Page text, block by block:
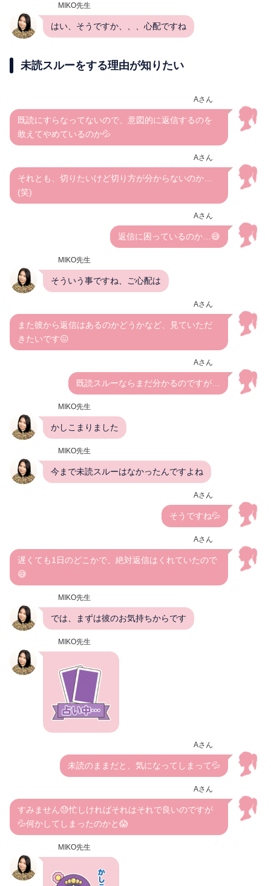
MIKO先生
はい、そうですか、、、心配ですね
未読スルーをする理由が知りたい
Aさん
既読にすらなってないので、意図的に返信するのを
敢えてやめているのか💦
Aさん
それとも、切りたいけど切り方が分からないのか…
(笑)
Aさん
返信に困っているのか…😅
MIKO先生
そういう事ですね、ご心配は
Aさん
また彼から返信はあるのかどうかなど、見ていただ
きたいです😖
Aさん
既読スルーならまだ分かるのですが…
MIKO先生
かしこまりました
MIKO先生
今まで未読スルーはなかったんですよね
Aさん
そうですね💦
Aさん
遅くても1日のどこかで、絶対返信はくれていたので
😅
MIKO先生
では、まずは彼のお気持ちからです
MIKO先生
Aさん
未読のままだと、気になってしまって💦
Aさん
すみません😓忙しければそれはそれで良いのですが
💦何かしてしまったのかと😱
MIKO先生